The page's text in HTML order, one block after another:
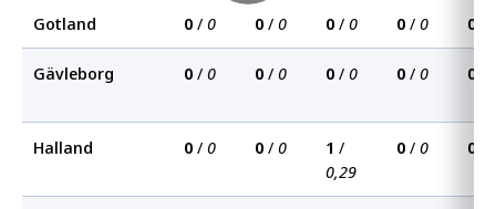
Gotland 0 / 0 0 / 0 0 / 0 0 / 0 0
Gävleborg 0 / 0 0 / 0 0 / 0 0 / 0 0
Halland 0 / 0 0 / 0 1 /
0,29
0 / 0 0